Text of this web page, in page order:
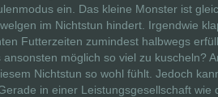
ein. Das kleine Monster ist
im Nichtstun hindert. Irgendwie
Futterzeiten zumindest halbwegs
möglich so viel zu kuscheln?
Nichtstun so wohl fühlt. Jedoch
in einer Leistungsgesellschaft wie